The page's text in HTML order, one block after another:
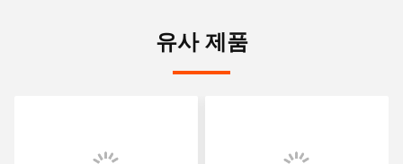
유사 제품